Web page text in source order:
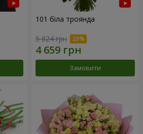
101 біла троянда
5 824 грн
Замовити